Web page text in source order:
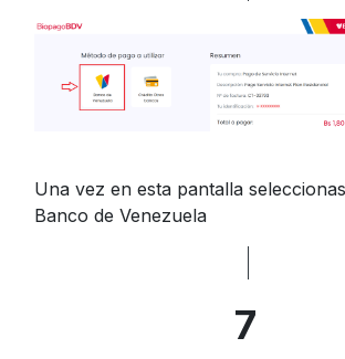
Una vez en esta pantalla seleccionas
Banco de Venezuela
7